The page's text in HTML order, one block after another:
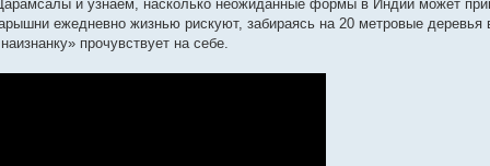
и узнаем, насколько неожиданные формы в Индии может
ежедневно жизнью рискуют, забираясь на 20 метровые деревья
прочувствует на себе.